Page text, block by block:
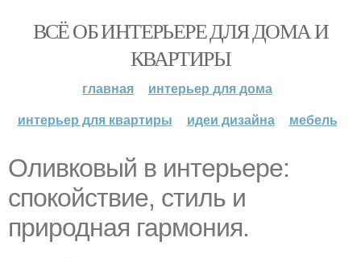
ВСЁ ОБ ИНТЕРЬЕРЕ ДЛЯ ДОМА И
КВАРТИРЫ
главная
интерьер для дома
интерьер для квартиры
идеи дизайна мебель
Оливковый в интерьере:
спокойствие, стиль и
природная гармония.